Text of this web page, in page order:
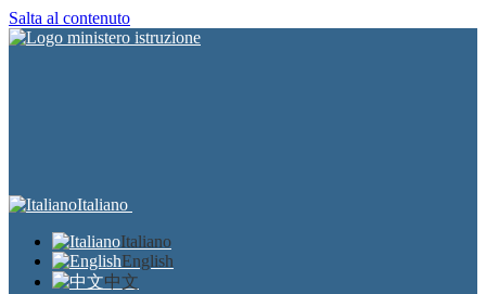
Salta al contenuto
Italiano
Italiano
English
中文